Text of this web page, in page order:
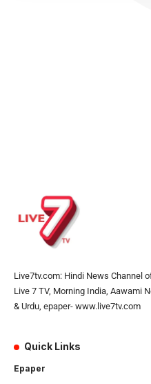
Live7tv.com: Hindi News Channel
Live 7 TV, Morning India, Aawami
& Urdu, epaper- www.live7tv.com
Quick Links
Epaper